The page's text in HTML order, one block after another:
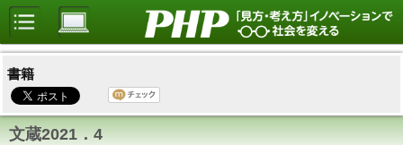
書籍
文蔵2021．4